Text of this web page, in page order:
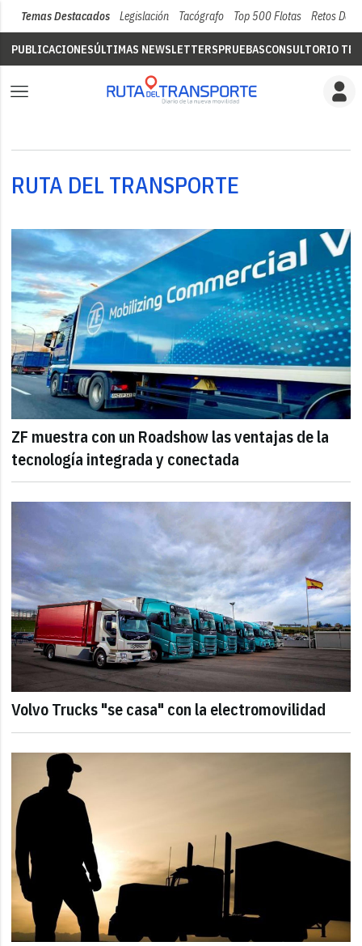
Temas Destacados Legislación Tacógrafo Top 500 Flotas Retos Del
PUBLICACIONESÚLTIMAS NEWSLETTERSPRUEBASCONSULTORIO
RUTA DEL TRANSPORTE
ZF muestra con un Roadshow las ventajas de la
tecnología integrada y conectada
Volvo Trucks "se casa" con la electromovilidad